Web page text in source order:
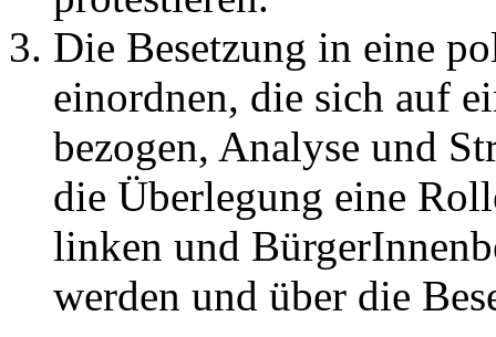
Die Besetzung in eine
einordnen, die sich auf
bezogen, Analyse und
die Überlegung eine
linken und
werden und über die